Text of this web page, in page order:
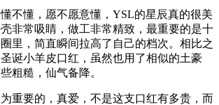
不懂，愿不愿意懂，YSL的星辰真的很美
非常吸睛，做工非常精致，最重要的是十
里，简直瞬间拉高了自己的档次。相比之
诞小羊皮口红，虽然也用了相似的土豪
粗糙，仙气备降。
重要的，真爱，不是这支口红有多贵，而